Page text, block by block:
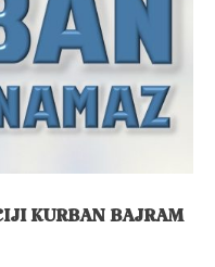
KURBAN BAJRAM